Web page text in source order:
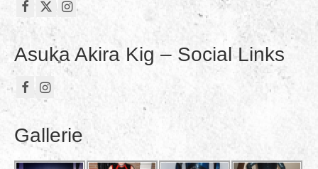
Asuka Akira Kig – Social Links
Gallerie